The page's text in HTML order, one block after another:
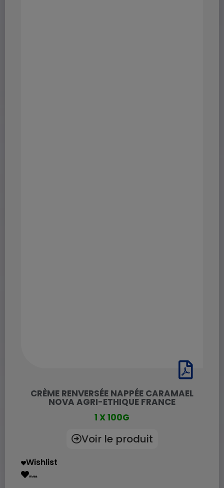
CRÈME RENVERSÉE NAPPÉE CARAMAEL
NOVA AGRI-ETHIQUE FRANCE
1 X 100G
Voir le produit
Wishlist
Wishlist